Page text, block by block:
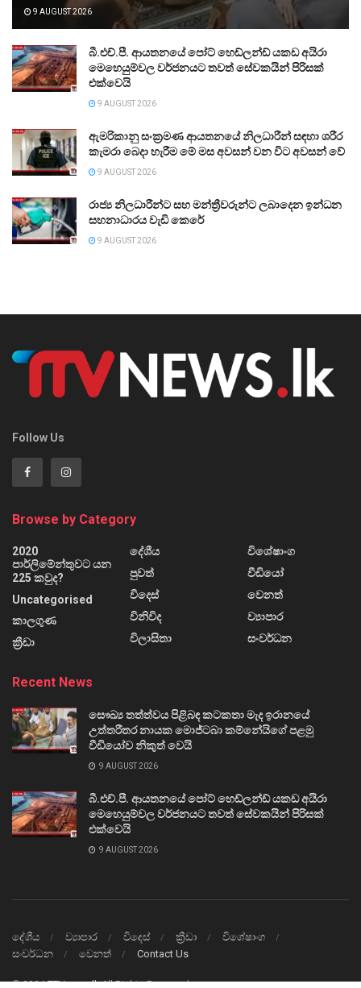
9 AUGUST 2026
බී.එච්.පී. ආයතනයේ පෝට් හෙඩ්ලන්ඩ් යකඩ අයිරා
මෙහෙයුම්වල වර්ජනයට තවත් සේවකයින් පිරිසක්
එක්වෙයි
9 AUGUST 2026
ඇමරිකානු සංක්‍රමණ ආයතනයේ නිලධාරීන් සඳහා ශරීර
කැමරා බෙදා හැරීම මේ මස අවසන් වන විට අවසන් වේ
9 AUGUST 2026
රාජ්‍ය නිලධාරීන්ට සහ මන්ත්‍රීවරුන්ට ලබාදෙන ඉන්ධන
සහනාධාරය වැඩි කෙරේ
9 AUGUST 2026
Follow Us
Browse by Category
2020
පාර්ලිමේන්තුවට යන
225 කවුද?
Uncategorised
කාලගුණ
ක්‍රීඩා
දේශීය
පුවත්
විදෙස්
විනිවිද
විලාසිතා
විශේෂාංග
වීඩියෝ
වෙනත්
ව්‍යාපාර
සංවර්ධන
Recent News
සෞඛ්‍ය තත්ත්වය පිළිබඳ කටකතා මැද ඉරානයේ
උත්තරීතර නායක මොජ්ටබා කම්නේයිගේ පළමු
වීඩියෝව නිකුත් වෙයි
9 AUGUST 2026
බී.එච්.පී. ආයතනයේ පෝට් හෙඩ්ලන්ඩ් යකඩ අයිරා
මෙහෙයුම්වල වර්ජනයට තවත් සේවකයින් පිරිසක්
එක්වෙයි
9 AUGUST 2026
දේශීය ව්‍යාපාර විදෙස් ක්‍රීඩා
විශේෂාංග
සංවර්ධන
වෙනත් Contact Us
© 2024TTVnews.lkAll Rights Reserved